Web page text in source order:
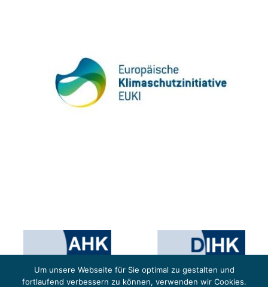
Um unsere Webseite für Sie optimal zu gestalten und
fortlaufend verbessern zu können, verwenden wir Cookies.